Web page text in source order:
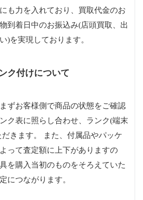
も力を入れており、買取代金のお
到着日中のお振込み(店頭買取、出
)を実現しております。
ク付けについて
ずお客様側で商品の状態をご確認
ク表に照らし合わせ、ランク(端末
きます。 また、付属品やパッケ
って査定額に上下がありますの
を購入当初のものをそろえていた
につながります。